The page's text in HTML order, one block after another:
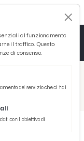
popolare rivivono a Offida
al funzionamento
il traffico. Questo
di consenso.
del servizio che ci hai
con l'obiettivo di